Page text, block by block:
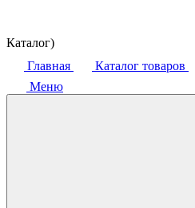
Каталог)
Главная
Каталог товаров
Меню